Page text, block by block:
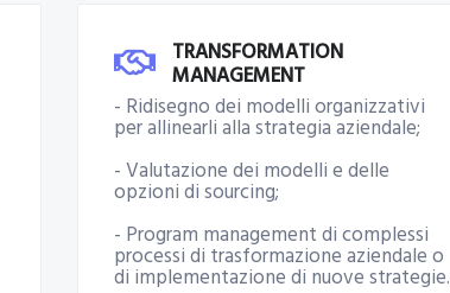
TRANSFORMATION
MANAGEMENT
- Ridisegno dei modelli organizzativi
per allinearli alla strategia aziendale;
- Valutazione dei modelli e delle
opzioni di sourcing;
- Program management di complessi
processi di trasformazione aziendale o
di implementazione di nuove strategie.